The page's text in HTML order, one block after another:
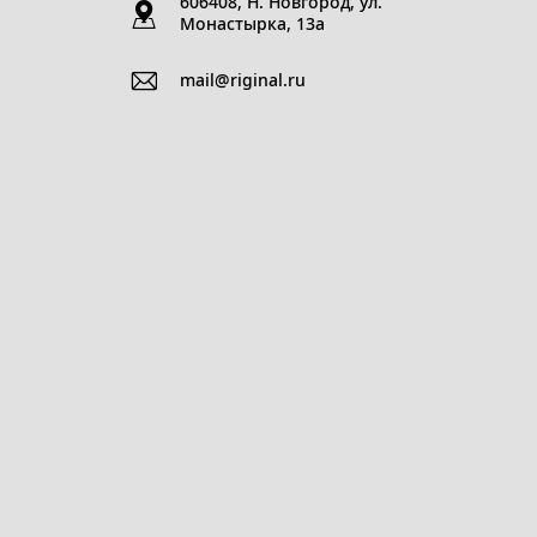
606408, Н. Новгород, ул.
Монастырка, 13a
mail@riginal.ru